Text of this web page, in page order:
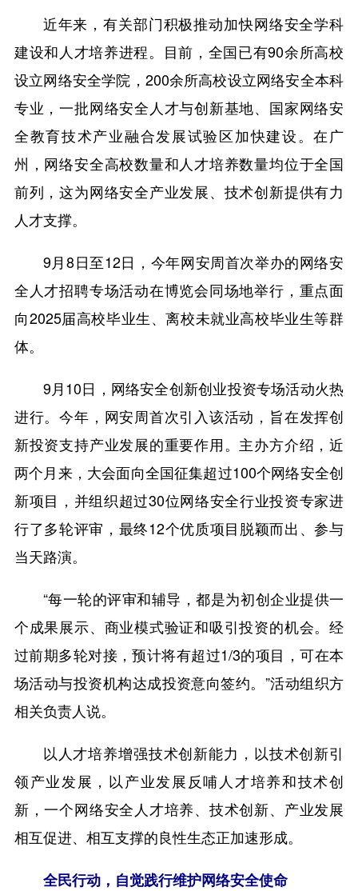
近年来，有关部门积极推动加快网络安全学科
建设和人才培养进程。目前，全国已有90余所高校
设立网络安全学院，200余所高校设立网络安全本科
专业，一批网络安全人才与创新基地、国家网络安
全教育技术产业融合发展试验区加快建设。在广
州，网络安全高校数量和人才培养数量均位于全国
前列，这为网络安全产业发展、技术创新提供有力
人才支撑。
9月8日至12日，今年网安周首次举办的网络安
全人才招聘专场活动在博览会同场地举行，重点面
向2025届高校毕业生、离校未就业高校毕业生等群
体。
9月10日，网络安全创新创业投资专场活动火热
进行。今年，网安周首次引入该活动，旨在发挥创
新投资支持产业发展的重要作用。主办方介绍，近
两个月来，大会面向全国征集超过100个网络安全创
新项目，并组织超过30位网络安全行业投资专家进
行了多轮评审，最终12个优质项目脱颖而出、参与
当天路演。
“每一轮的评审和辅导，都是为初创企业提供一
个成果展示、商业模式验证和吸引投资的机会。经
过前期多轮对接，预计将有超过1/3的项目，可在本
场活动与投资机构达成投资意向签约。”活动组织方
相关负责人说。
以人才培养增强技术创新能力，以技术创新引
领产业发展，以产业发展反哺人才培养和技术创
新，一个网络安全人才培养、技术创新、产业发展
相互促进、相互支撑的良性生态正加速形成。
全民行动，自觉践行维护网络安全使命